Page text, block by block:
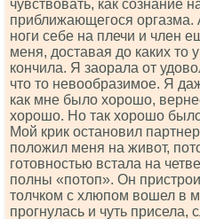
чувствовать, как сознание
приближающегося
ноги себе на плечи и член
меня, доставая до каких то
кончила. Я заорала от
что то невообразимое. Я
как мне было хорошо,
хорошо. Но так хорошо
Мой крик остановил
положил меня на живот,
готовностью встала на
полны «потоп». Он
толчком с хлюпом вошел в
прогнулась и чуть